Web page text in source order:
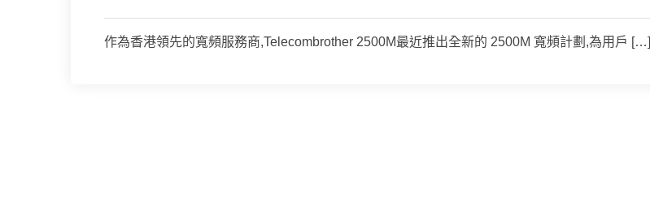
作為香港領先的寬頻服務商,Telecombrother 2500M最近推出全新的 2500M 寬頻計劃,為用戶 […]